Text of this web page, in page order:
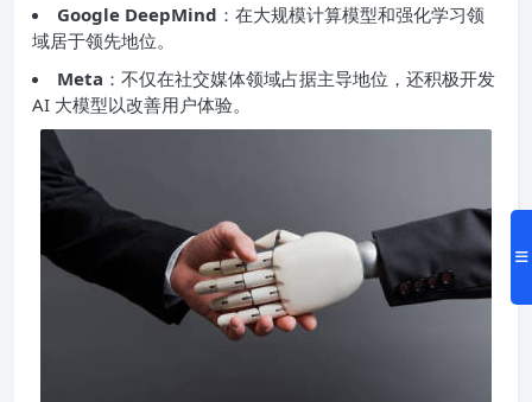
Google DeepMind ：在大规模计算模型和强化学习领
域居于领先地位。
Meta ：不仅在社交媒体领域占据主导地位，还积极开发
AI 大模型以改善用户体验。